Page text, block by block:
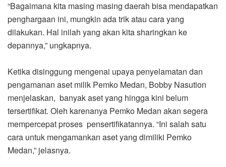
“Bagaimana kita masing masing daerah bisa mendapatkan
penghargaan ini, mungkin ada trik atau cara yang
dilakukan. Hal inilah yang akan kita sharingkan ke
depannya,” ungkapnya.
Ketika disinggung mengenai upaya penyelamatan dan
pengamanan aset milik Pemko Medan, Bobby Nasution
menjelaskan, banyak aset yang hingga kini belum
tersertifikat. Oleh karenanya Pemko Medan akan segera
mempercepat proses pensertifikatannya. “Ini salah satu
cara untuk mengamankan aset yang dimiliki Pemko
Medan,” jelasnya.